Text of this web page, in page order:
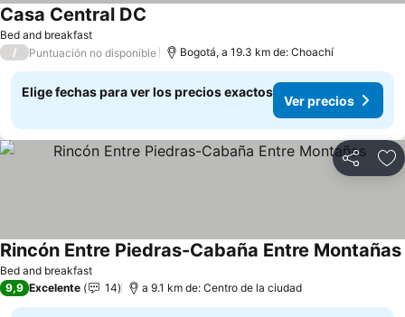
Bed and breakfast
Casa Central DC
/ Puntuación no disponible Bogotá, a 19.3 km de: Choachí
Elige fechas para ver los precios exactos
Ver precios
Compartir
Bed and breakfast
Rincón Entre Piedras-Cabaña Entre Montañas
9,9 Excelente 14 a 9.1 km de: Centro de la ciudad